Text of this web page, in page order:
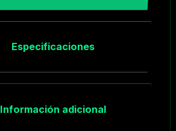
Especificaciones
Información adicional